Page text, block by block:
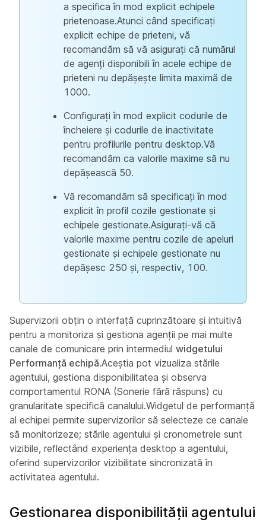
a specifica în mod explicit echipele
prietenoase.Atunci când specificați
explicit echipe de prieteni, vă
recomandăm să vă asigurați că numărul
de agenți disponibili în acele echipe de
prieteni nu depășește limita maximă de
1000.
Configurați în mod explicit codurile de
încheiere și codurile de inactivitate
pentru profilurile pentru desktop.Vă
recomandăm ca valorile maxime să nu
depășească 50.
Vă recomandăm să specificați în mod
explicit în profil cozile gestionate și
echipele gestionate.Asigurați-vă că
valorile maxime pentru cozile de apeluri
gestionate și echipele gestionate nu
depășesc 250 și, respectiv, 100.
Supervizorii obțin o interfață cuprinzătoare și intuitivă
pentru a monitoriza și gestiona agenții pe mai multe
canale de comunicare prin intermediul widgetului
Performanță echipă.Aceștia pot vizualiza stările
agentului, gestiona disponibilitatea și observa
comportamentul RONA (Sonerie fără răspuns) cu
granularitate specifică canalului.Widgetul de performanță
al echipei permite supervizorilor să selecteze ce canale
să monitorizeze; stările agentului și cronometrele sunt
vizibile, reflectând experiența desktop a agentului,
oferind supervizorilor vizibilitate sincronizată în
activitatea agentului.
Gestionarea disponibilității agentului